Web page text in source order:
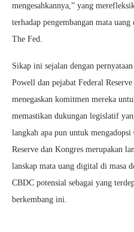
mengesahkannya,” yang
terhadap pengembangan mata
The Fed.
Sikap ini sejalan dengan
Powell dan pejabat Federal
menegaskan komitmen mereka
memastikan dukungan legislatif
langkah apa pun untuk
Reserve dan Kongres merupakan
lanskap mata uang digital di masa
CBDC potensial sebagai yang
berkembang ini.